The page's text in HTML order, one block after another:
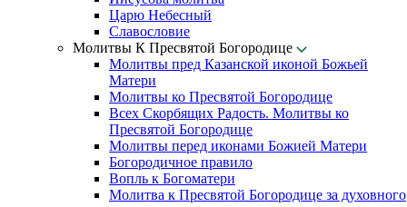
Царю Небесный
Славословие
Молитвы К Пресвятой Богородице
Молитвы пред Казанской иконой Божьей
Матери
Молитвы ко Пресвятой Богородице
Всех Скорбящих Радость. Молитвы ко
Пресвятой Богородице
Молитвы перед иконами Божией Матери
Богородичное правило
Вопль к Богоматери
Молитва к Пресвятой Богородице за духовного